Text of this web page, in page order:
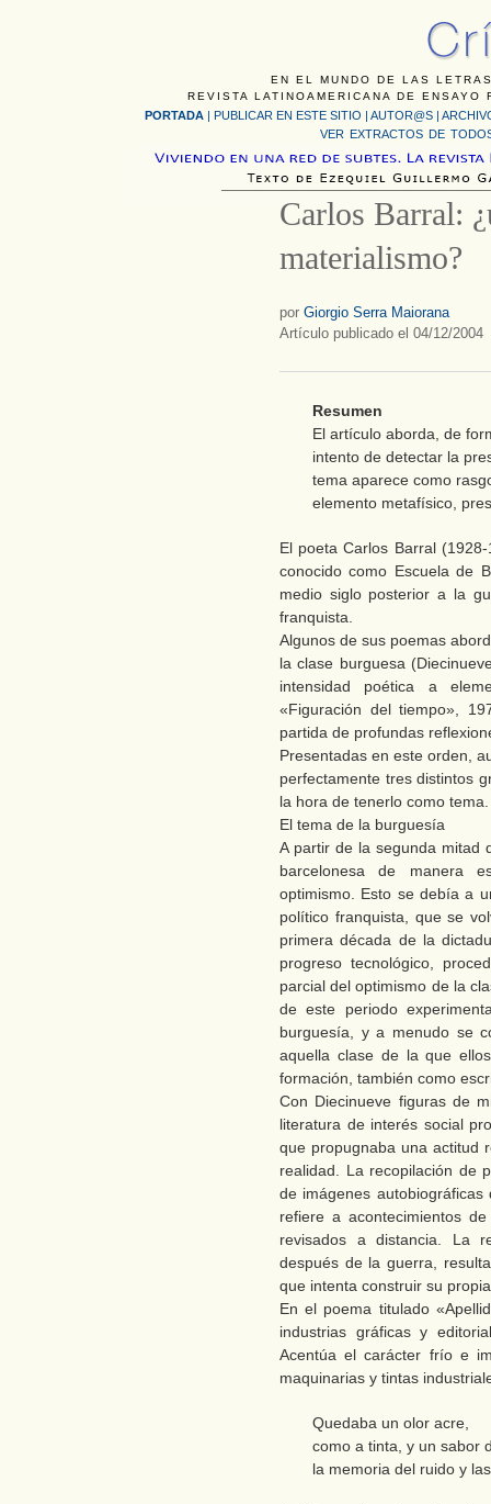
EN EL MUNDO DE LAS
REVISTA LATINOAMERICANA DE
PORTADA | PUBLICAR EN ESTE SITIO | AUTOR@S |
VER EXTRACTOS DE
Carlos Barral:
materialismo?
por Giorgio Serra Maiorana
Artículo publicado el 04/12/2004
Resumen
El artículo aborda, de
intento de detectar la
tema aparece como
elemento metafísico,
El poeta Carlos Barral
conocido como Escuela de
medio siglo posterior a la
franquista.
Algunos de sus poemas
la clase burguesa
intensidad poética a
«Figuración del tiempo»,
partida de profundas
Presentadas en este orden,
perfectamente tres distintos
la hora de tenerlo como tema.
El tema de la burguesía
A partir de la segunda mitad
barcelonesa de manera
optimismo. Esto se debía a
político franquista, que se
primera década de la
progreso tecnológico,
parcial del optimismo de la
de este periodo
burguesía, y a menudo se
aquella clase de la que
formación, también como
Con Diecinueve figuras de
literatura de interés social
que propugnaba una actitud
realidad. La recopilación de
de imágenes
refiere a acontecimientos
revisados a distancia. La
después de la guerra,
que intenta construir su
En el poema titulado
industrias gráficas y
Acentúa el carácter frío e
maquinarias y tintas
Quedaba un olor acre,
como a tinta, y un sabor
la memoria del ruido y